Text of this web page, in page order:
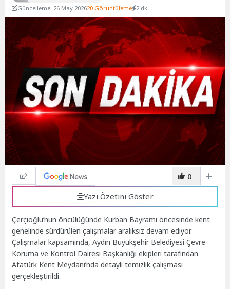
Güncelleme: 26 May 202620 Görüntüleme 2 dk.
0
Yazı Özetini Göster
Çerçioğlu’nun öncülüğünde Kurban Bayramı öncesinde kent
genelinde sürdürülen çalışmalar aralıksız devam ediyor.
Çalışmalar kapsamında, Aydın Büyükşehir Belediyesi Çevre
Koruma ve Kontrol Dairesi Başkanlığı ekipleri tarafından
Atatürk Kent Meydanı’nda detaylı temizlik çalışması
gerçekleştirildi.